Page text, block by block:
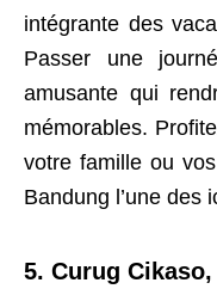
intégrante des
Passer une
amusante qui
mémorables.
votre famille ou
Bandung l’une des
5. Curug